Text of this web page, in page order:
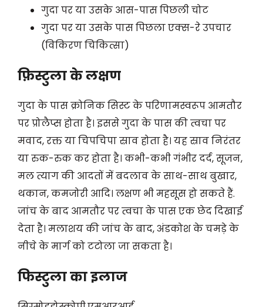
गुदा पर या उसके आस-पास पिछली चोट
गुदा पर या उसके पास पिछला एक्स-रे उपचार
(विकिरण चिकित्सा)
फ़िस्टुला के लक्षण
गुदा के पास क्रोनिक सिस्ट के परिणामस्वरूप आमतौर
पर प्रोलैप्स होता है। इससे गुदा के पास की त्वचा पर
मवाद, रक्त या चिपचिपा स्राव होता है। यह स्राव निरंतर
या रुक-रुक कर होता है। कभी-कभी गंभीर दर्द, सूजन,
मल त्याग की आदतों में बदलाव के साथ-साथ बुखार,
थकान, कमजोरी आदि। लक्षण भी महसूस हो सकते हैं.
जांच के बाद आमतौर पर त्वचा के पास एक छेद दिखाई
देता है। मलाशय की जांच के बाद, अंडकोश के चमड़े के
नीचे के मार्ग को टटोला जा सकता है।
फिस्टुला का इलाज